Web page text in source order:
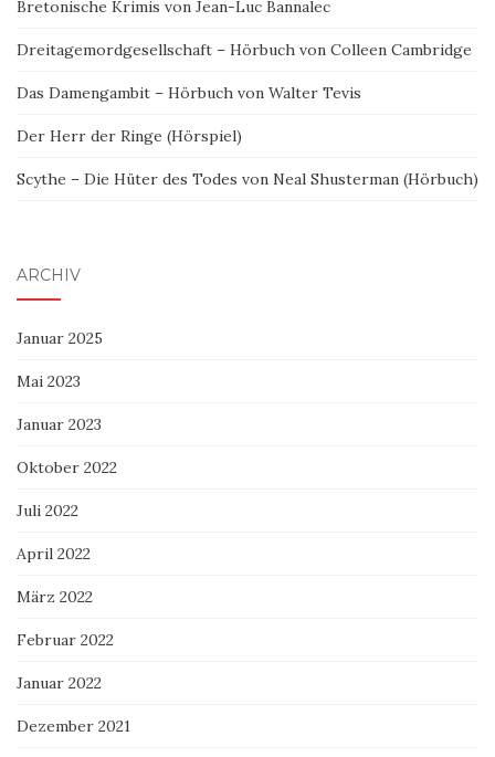
Bretonische Krimis von Jean-Luc Bannalec
Dreitagemordgesellschaft – Hörbuch von Colleen Cambridge
Das Damengambit – Hörbuch von Walter Tevis
Der Herr der Ringe (Hörspiel)
Scythe – Die Hüter des Todes von Neal Shusterman (Hörbuch)
ARCHIV
Januar 2025
Mai 2023
Januar 2023
Oktober 2022
Juli 2022
April 2022
März 2022
Februar 2022
Januar 2022
Dezember 2021